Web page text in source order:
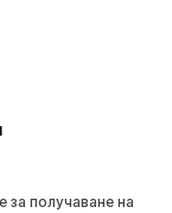
получаване на